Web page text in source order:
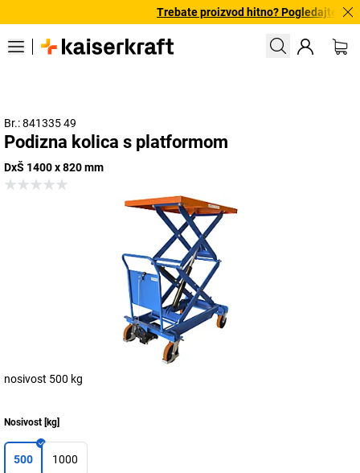
Trebate proizvod hitno? Pogledajte
Br.: 841335 49
Podizna kolica s platformom
DxŠ 1400 x 820 mm
nosivost 500 kg
Nosivost [kg]
500 1000